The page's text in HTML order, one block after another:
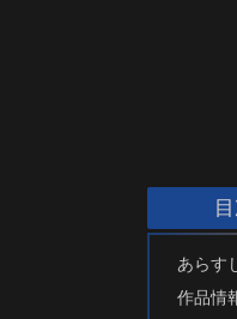
あらす
作品情